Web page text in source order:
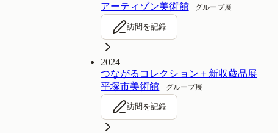
アーティゾン美術館
グループ展
訪問を記録
2024
つながるコレクション＋新収蔵品展
平塚市美術館
グループ展
訪問を記録